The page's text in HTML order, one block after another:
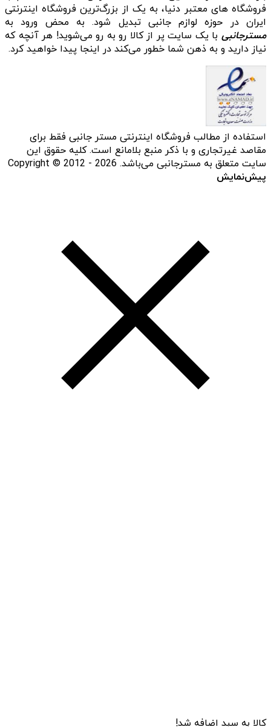
فروشگاه‌ های معتبر دنیا، به یک از بزرگ‌ترین فروشگاه اینترنتی
ایران در حوزه لوازم جانبی تبدیل شود. به محض ورود به
مسترجانبی با یک سایت پر از کالا رو به رو می‌شوید! هر آنچه که
نیاز دارید و به ذهن شما خطور می‌کند در اینجا پیدا خواهید کرد.
استفاده از مطالب فروشگاه اینترنتی مستر جانبی فقط برای
مقاصد غیرتجاری و با ذکر منبع بلامانع است. کلیه حقوق این
سایت متعلق به مسترجانبی می‌باشد. Copyright © 2012 - 2026
پیش‌نمایش
کالا به سبد اضافه شد!